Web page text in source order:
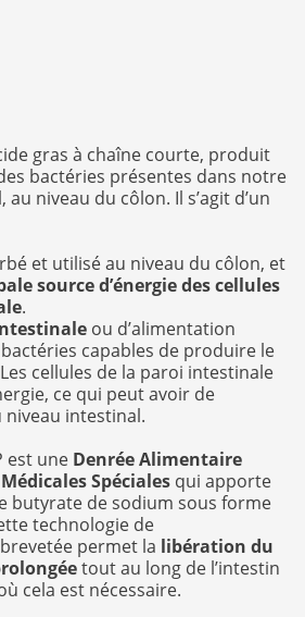
gras à chaîne courte, produit
bactéries présentes dans notre
niveau du côlon. Il s’agit d’un
et utilisé au niveau du côlon, et
source d’énergie des cellules
.
ou d’alimentation
capables de produire le
cellules de la paroi intestinale
ce qui peut avoir de
intestinal.
est une Denrée Alimentaire
Spéciales qui apporte
butyrate de sodium sous forme
technologie de
permet la libération du
tout au long de l’intestin
cela est nécessaire.